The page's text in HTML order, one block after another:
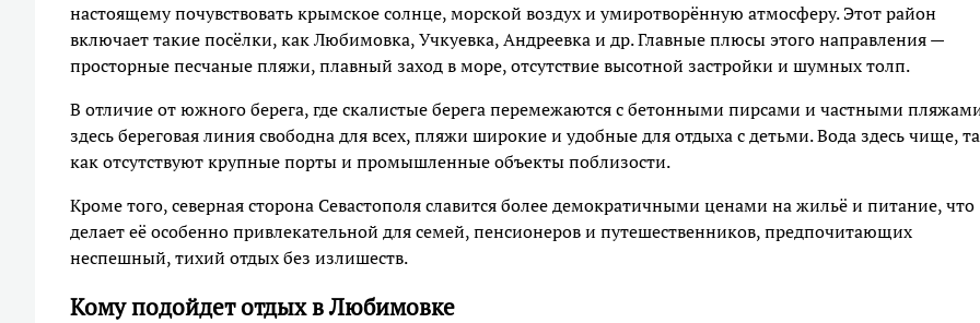
настоящему почувствовать крымское солнце, морской воздух и умиротворённую атмосферу. Этот район
включает такие посёлки, как Любимовка, Учкуевка, Андреевка и др. Главные плюсы этого направления —
просторные песчаные пляжи, плавный заход в море, отсутствие высотной застройки и шумных толп.
В отличие от южного берега, где скалистые берега перемежаются с бетонными пирсами и частными
здесь береговая линия свободна для всех, пляжи широкие и удобные для отдыха с детьми. Вода здесь чище,
как отсутствуют крупные порты и промышленные объекты поблизости.
Кроме того, северная сторона Севастополя славится более демократичными ценами на жильё и питание, что
делает её особенно привлекательной для семей, пенсионеров и путешественников, предпочитающих
неспешный, тихий отдых без излишеств.
Кому подойдет отдых в Любимовке